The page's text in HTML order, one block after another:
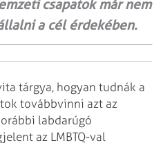
csapatok már nem
a cél érdekében.
tárgya, hogyan tudnák a
továbbvinni azt az
labdarúgó
az LMBTQ-val